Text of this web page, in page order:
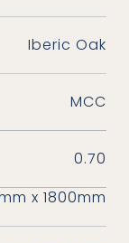
Iberic Oak
MCC
0.70
x 1800mm